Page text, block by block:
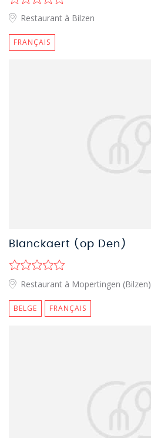
Restaurant à Bilzen
FRANÇAIS
Blanckaert (op Den)
Restaurant à Mopertingen (Bilzen)
BELGE FRANÇAIS